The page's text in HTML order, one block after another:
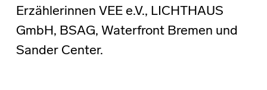
Erzählerinnen VEE e.V., LICHTHAUS
GmbH, BSAG, Waterfront Bremen und
Sander Center.